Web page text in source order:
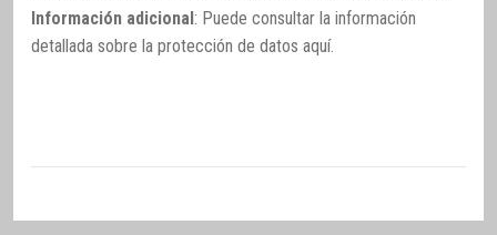
Información adicional: Puede consultar la información
detallada sobre la protección de datos aquí.